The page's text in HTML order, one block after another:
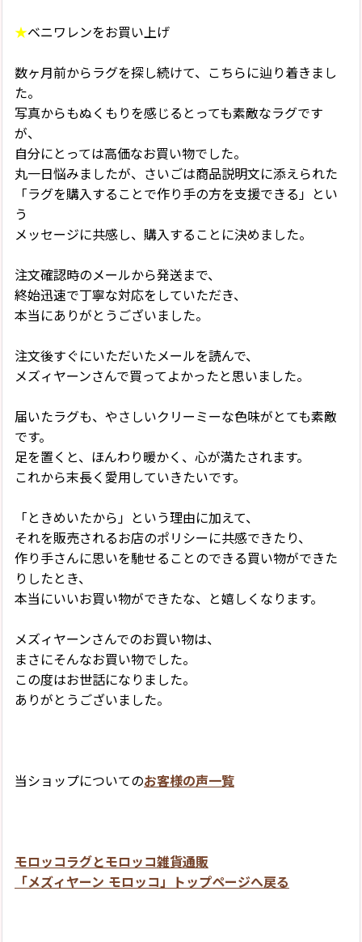
★ベニワレンをお買い上げ
数ヶ月前からラグを探し続けて、こちらに辿り着きまし
た。
写真からもぬくもりを感じるとっても素敵なラグです
が、
自分にとっては高価なお買い物でした。
丸一日悩みましたが、さいごは商品説明文に添えられた
「ラグを購入することで作り手の方を支援できる」とい
う
メッセージに共感し、購入することに決めました。
注文確認時のメールから発送まで、
終始迅速で丁寧な対応をしていただき、
本当にありがとうございました。
注文後すぐにいただいたメールを読んで、
メズィヤーンさんで買ってよかったと思いました。
届いたラグも、やさしいクリーミーな色味がとても素敵
です。
足を置くと、ほんわり暖かく、心が満たされます。
これから末長く愛用していきたいです。
「ときめいたから」という理由に加えて、
それを販売されるお店のポリシーに共感できたり、
作り手さんに思いを馳せることのできる買い物ができた
りしたとき、
本当にいいお買い物ができたな、と嬉しくなります。
メズィヤーンさんでのお買い物は、
まさにそんなお買い物でした。
この度はお世話になりました。
ありがとうございました。
当ショップについてのお客様の声一覧
モロッコラグとモロッコ雑貨通販
「メズィヤーン モロッコ」トップページへ戻る